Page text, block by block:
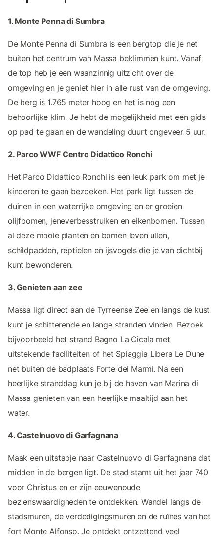
1. Monte Penna di Sumbra
De Monte Penna di Sumbra is een bergtop die je net
buiten het centrum van Massa beklimmen kunt. Vanaf
de top heb je een waanzinnig uitzicht over de
omgeving en je geniet hier in alle rust van de omgeving.
De berg is 1.765 meter hoog en het is nog een
behoorlijke klim. Je hebt de mogelijkheid met een gids
op pad te gaan en de wandeling duurt ongeveer 5 uur.
2. Parco WWF Centro Didattico Ronchi
Het Parco Didattico Ronchi is een leuk park om met je
kinderen te gaan bezoeken. Het park ligt tussen de
duinen in een waterrijke omgeving en er groeien
olijfbomen, jeneverbesstruiken en eikenbomen. Tussen
al deze mooie planten en bomen leven uilen,
schildpadden, reptielen en ijsvogels die je van dichtbij
kunt bewonderen.
3. Genieten aan zee
Massa ligt direct aan de Tyrreense Zee en langs de kust
kunt je schitterende en lange stranden vinden. Bezoek
bijvoorbeeld het strand Bagno La Cicala met
uitstekende faciliteiten of het Spiaggia Libera Le Dune
net buiten de badplaats Forte dei Marmi. Na een
heerlijke stranddag kun je bij de haven van Marina di
Massa genieten van een heerlijke maaltijd aan het
water.
4. Castelnuovo di Garfagnana
Maak een uitstapje naar Castelnuovo di Garfagnana dat
midden in de bergen ligt. De stad stamt uit het jaar 740
voor Christus en er zijn eeuwenoude
bezienswaardigheden te ontdekken. Wandel langs de
stadsmuren, de verdedigingsmuren en de ruïnes van het
fort Monte Alfonso. Je ontdekt ontzettend veel